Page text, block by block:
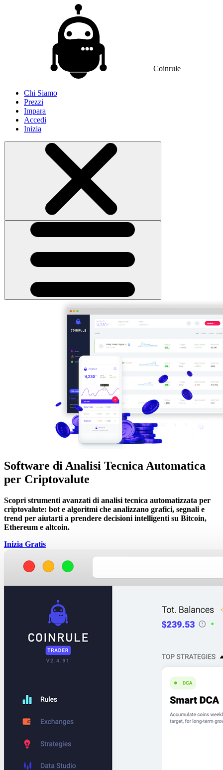
Coinrule
Chi Siamo
Prezzi
Impara
Accedi
Inizia
Software di Analisi Tecnica Automatica
per Criptovalute
Scopri strumenti avanzati di analisi tecnica automatizzata per
criptovalute: bot e algoritmi che analizzano grafici, segnali e
trend per aiutarti a prendere decisioni intelligenti su Bitcoin,
Ethereum e altcoin.
Inizia Gratis